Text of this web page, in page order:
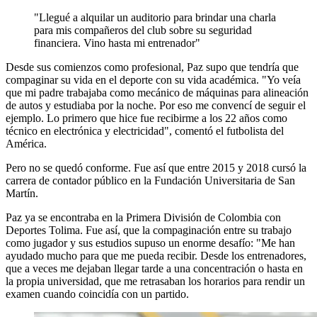
Llegué a alquilar un auditorio para brindar una charla
para mis compañeros del club sobre su seguridad
financiera. Vino hasta mi entrenador
Desde sus comienzos como profesional, Paz supo que tendría que
compaginar su vida en el deporte con su vida académica. "Yo veía
que mi padre trabajaba como mecánico de máquinas para alineación
de autos y estudiaba por la noche. Por eso me convencí de seguir el
ejemplo. Lo primero que hice fue recibirme a los 22 años como
técnico en electrónica y electricidad", comentó el futbolista del
América.
Pero no se quedó conforme. Fue así que entre 2015 y 2018 cursó la
carrera de contador público en la Fundación Universitaria de San
Martín.
Paz ya se encontraba en la Primera División de Colombia con
Deportes Tolima. Fue así, que la compaginación entre su trabajo
como jugador y sus estudios supuso un enorme desafío: "Me han
ayudado mucho para que me pueda recibir. Desde los entrenadores,
que a veces me dejaban llegar tarde a una concentración o hasta en
la propia universidad, que me retrasaban los horarios para rendir un
examen cuando coincidía con un partido.